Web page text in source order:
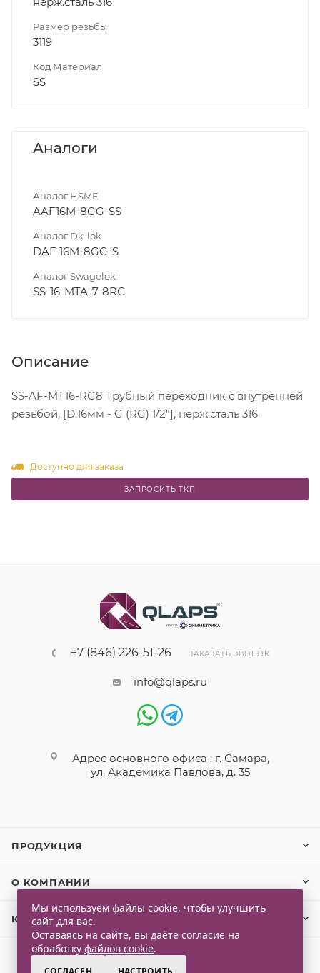
Размер резьбы
3119
Код Материал
SS
Аналоги
Аналог HSME
AAF16M-8GG-SS
Аналог Dk-lok
DAF 16M-8GG-S
Аналог Swagelok
SS-16-MTA-7-8RG
Описание
SS-AF-MT16-RG8 Трубный переходник с внутренней
резьбой, [D.16мм - G (RG) 1/2"], нерж.сталь 316
Доступно для заказа
ЗАПРОСИТЬ ТКП
+7 (846) 226-51-26 ЗАКАЗАТЬ ЗВОНОК
info@qlaps.ru
Адрес основного офиса : г. Самара,
ул. Академика Павлова, д. 35
ПРОДУКЦИЯ
О КОМПАНИИ
КЛИЕНТАМ
Мы используем файлы cookie, чтобы улучшить
сайт для вас.
Оставаясь на сайте, вы даёте согласие на
обработку файлов cookie.